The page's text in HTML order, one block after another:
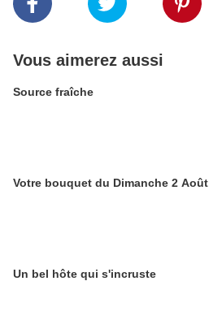
Vous aimerez aussi
Source fraîche
Votre bouquet du Dimanche 2 Août
Un bel hôte qui s'incruste